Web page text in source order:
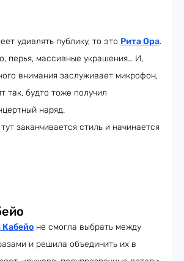
удивлять публику, то это Рита Ора.
перья, массивные украшения… И,
внимания заслуживает микрофон,
так, будто тоже получил
наряд.
заканчивается стиль и начинается
не смогла выбрать между
и решила объединить их в